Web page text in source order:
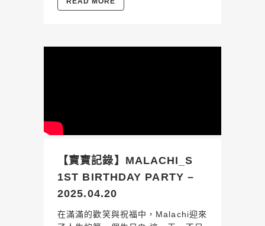
【寶寶記錄】MALACHI_S
1ST BIRTHDAY PARTY –
2025.04.20
在滿滿的歡笑與祝福中，Malachi迎來